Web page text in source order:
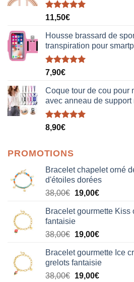
Note5.00
11,50€
Housse brassard de
transpiration pour
Note5.00
7,90€
Coque tour de cou pour
avec anneau de
Note5.00
8,90€
PROMOTIONS
Bracelet chapelet orné
d'étoiles dorées
38,00€ Le
initial
était :
38,00€.
19,00€Le
actuel
19,00€.
Bracelet gourmette
fantaisie
38,00€ Le
initial
était :
38,00€.
19,00€Le
actuel
est :
19,00€.
Bracelet gourmette Ice
grelots fantaisie
38,00€ Le
19,00€Le